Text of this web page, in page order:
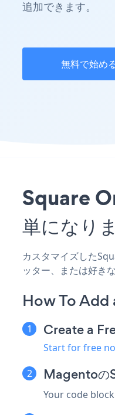
追加できます。
無料で始め
Square
単になり
カスタマイズした
ッター、または好き
How To
Create a
Start for free
Magentoの
Your code